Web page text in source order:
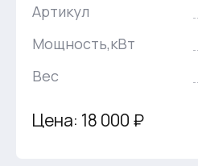
Артикул
Мощность,кВт
Вес
Цена: 18 000 ₽